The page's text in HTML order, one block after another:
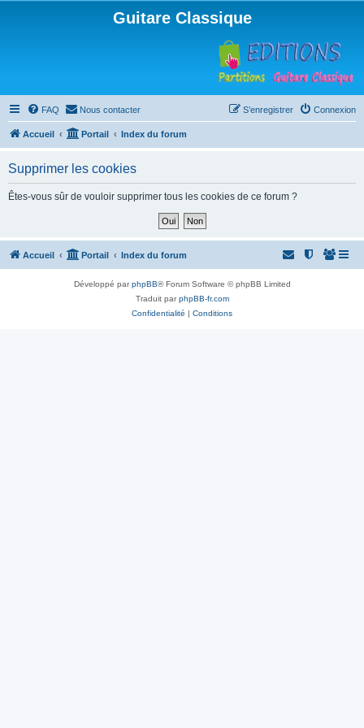
Guitare Classique
FAQ Nous contacter Connexion
S’enregistrer
Accueil Portail Index du forum
Supprimer les cookies
Êtes-vous sûr de vouloir supprimer tous les cookies de ce forum ?
Accueil Portail Index du forum
Développé parphpBB® Forum Software © phpBB Limited
Traduit parphpBB-fr.com
Confidentialité | Conditions